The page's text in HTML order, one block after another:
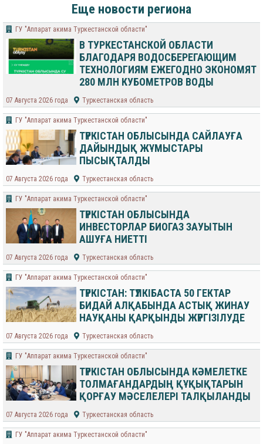
Еще новости региона
ГУ "Аппарат акима Туркестанской области"
В ТУРКЕСТАНСКОЙ ОБЛАСТИ
БЛАГОДАРЯ ВОДОСБЕРЕГАЮЩИМ
ТЕХНОЛОГИЯМ ЕЖЕГОДНО ЭКОНОМЯТ
280 МЛН КУБОМЕТРОВ ВОДЫ
07 Августа 2026 года Туркестанская область
ГУ "Аппарат акима Туркестанской области"
ТҮРКІСТАН ОБЛЫСЫНДА САЙЛАУҒА
ДАЙЫНДЫҚ ЖҰМЫСТАРЫ
ПЫСЫҚТАЛДЫ
07 Августа 2026 года Туркестанская область
ГУ "Аппарат акима Туркестанской области"
ТҮРКІСТАН ОБЛЫСЫНДА
ИНВЕСТОРЛАР БИОГАЗ ЗАУЫТЫН
АШУҒА НИЕТТІ
07 Августа 2026 года Туркестанская область
ГУ "Аппарат акима Туркестанской области"
ТҮРКІСТАН: ТҮЛКІБАСТА 50 ГЕКТАР
БИДАЙ АЛҚАБЫНДА АСТЫҚ ЖИНАУ
НАУҚАНЫ ҚАРҚЫНДЫ ЖҮРГІЗІЛУДЕ
07 Августа 2026 года Туркестанская область
ГУ "Аппарат акима Туркестанской области"
ТҮРКІСТАН ОБЛЫСЫНДА КӘМЕЛЕТКЕ
ТОЛМАҒАНДАРДЫҢ ҚҰҚЫҚТАРЫН
ҚОРҒАУ МӘСЕЛЕЛЕРІ ТАЛҚЫЛАНДЫ
07 Августа 2026 года Туркестанская область
ГУ "Аппарат акима Туркестанской области"